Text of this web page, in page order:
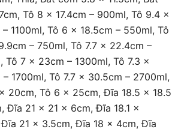
Tô 8 x 17.4cm – 900ml, Tô 9.4 x
– 1100ml, Tô 6 x 18.5cm – 550ml, Tô
– 750ml, Tô 7.7 x 22.4cm –
Tô 7 x 23cm – 1300ml, Tô 7.3 x
– 1700ml, Tô 7.7 x 30.5cm – 2700ml,
20cm, Tô 6 x 25cm, Đĩa 18.5 x 18.5
Đĩa 21 x 21 x 6cm, Đĩa 18.1 x
21 x 3.5cm, Đĩa 18 x 4cm, Đĩa